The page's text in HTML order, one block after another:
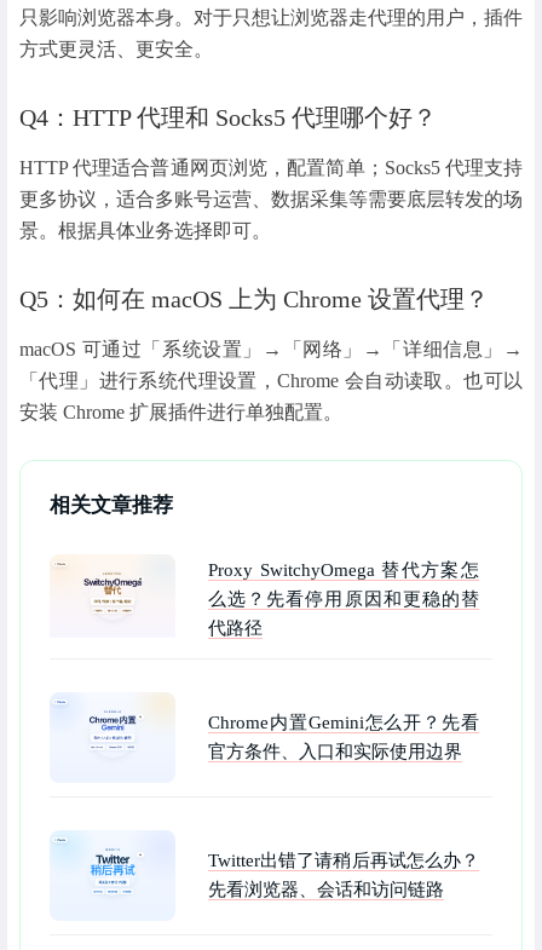
只影响浏览器本身。对于只想让浏览器走代理的用户，插件
方式更灵活、更安全。
Q4：HTTP 代理和 Socks5 代理哪个好？
HTTP 代理适合普通网页浏览，配置简单；Socks5 代理支持
更多协议，适合多账号运营、数据采集等需要底层转发的场
景。根据具体业务选择即可。
Q5：如何在 macOS 上为 Chrome 设置代理？
macOS 可通过「系统设置」→「网络」→「详细信息」→
「代理」进行系统代理设置，Chrome 会自动读取。也可以
安装 Chrome 扩展插件进行单独配置。
相关文章推荐
Proxy SwitchyOmega 替代方案怎
么选？先看停用原因和更稳的替
代路径
Chrome内置Gemini怎么开？先看
官方条件、入口和实际使用边界
Twitter出错了请稍后再试怎么办？
先看浏览器、会话和访问链路